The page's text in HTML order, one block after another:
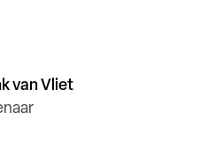
van Vliet